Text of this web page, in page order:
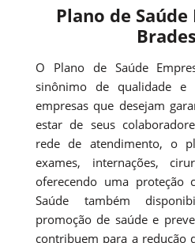
Plano de
O Plano de Saúde
sinônimo de qualidade e
empresas que desejam
estar de seus
rede de atendimento, o
exames, internações,
oferecendo uma proteção
Saúde também
promoção de saúde e
contribuem para a redução